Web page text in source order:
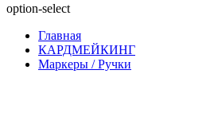
option-select
Главная
КАРДМЕЙКИНГ
Маркеры / Ручки